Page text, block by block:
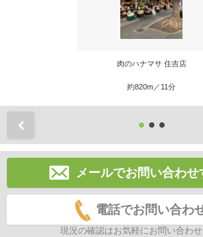
肉のハナマサ 住吉店
約820m／11分
メールでお問い合わせ
電話でお問い合わ
現況の確認はお気軽にお問い合わせ